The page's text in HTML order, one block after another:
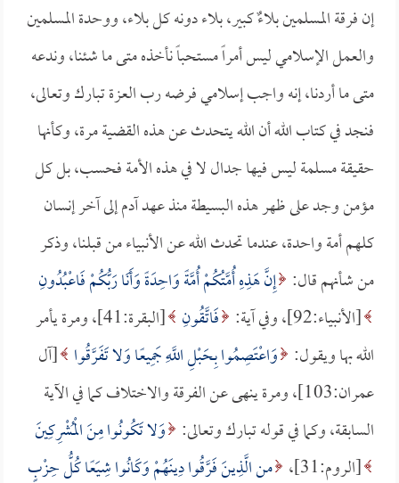
إن فرقة المسلمين بلاءٌ كبير، بلاء دونه كل بلاء، ووحدة المسلمين
والعمل الإسلامي ليس أمراً مستحباً نأخذه متى ما شئنا، وندعه
متى ما أردنا، إنه واجب إسلامي فرضه رب العزة تبارك وتعالى،
فنجد في كتاب الله أن الله يتحدث عن هذه القضية مرة، وكأنها
حقيقة مسلمة ليس فيها جدال لا في هذه الأمة فحسب، بل كل
مؤمن وجد على ظهر هذه البسيطة منذ عهد آدم إلى آخر إنسان
كلهم أمة واحدة، عندما تحدث الله عن الأنبياء من قبلنا، وذكر
من شأنهم قال: إِنَّ هَذِهِ أُمَّتُكُمْ أُمَّةً وَاحِدَةً وَأَنَا رَبُّكُمْ فَاعْبُدُونِ
[الأنبياء:92]، وفي آية:
فَاتَّقُونِ
[البقرة:41]، ومرة يأمر
الله بها ويقول: وَاعْتَصِمُوا بِحَبْلِ اللَّهِ جَمِيعًا وَلا تَفَرَّقُوا [آل
عمران:103]، ومرة ينهى عن الفرقة والاختلاف كما في الآية
السابقة، وكما في قوله تبارك وتعالى: وَلا تَكُونُوا مِنَ الْمُشْرِكِينَ
[الروم:31]،
من الَّذِينَ فَرَّقُوا دِينَهُمْ وَكَانُوا شِيَعًا كُلُّ حِزْبٍ